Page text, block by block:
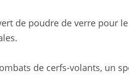
de poudre de verre pour
de cerfs-volants, un